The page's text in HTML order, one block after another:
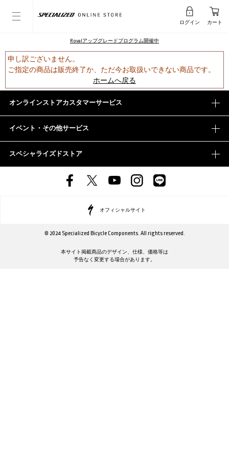
ログイン カート
Rovalアップグレードプログラム開催中
申し訳ございません。
ご指定の商品は販売終了か、ただ今お取扱いできない商品です。
ホームへ戻る
オンラインストアカスタマーサービス
イベント・その他サービス
スペシャライズドストア
オフィシャルサイト
© 2024 Specialized Bicycle Components. All rights reserved.
本サイト掲載商品のデザイン、仕様、価格等は
予告なく変更する場合があります。